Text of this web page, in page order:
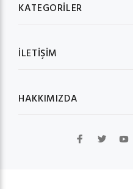
KATEGORİLER
İLETİŞİM
HAKKIMIZDA